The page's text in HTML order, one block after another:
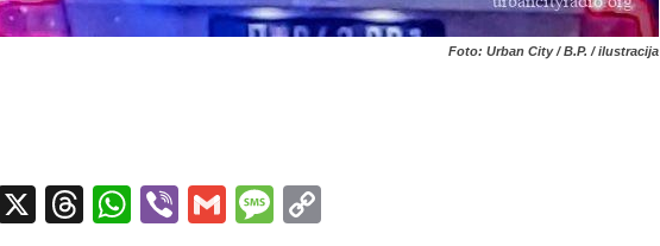
Foto: Urban City / B.P. / ilustracija
Messenger
X Threads
WhatsApp
ViberGmailMessage